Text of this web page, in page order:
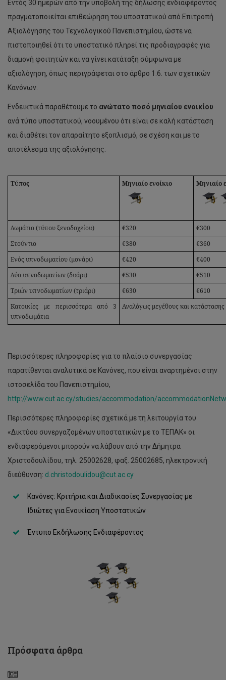
Εντός 30 ημερών από την υποβολή της δήλωσης ενδιαφέροντος
πραγματοποιείται επιθεώρηση του υποστατικού από Επιτροπή
Αξιολόγησης του Τεχνολογικού Πανεπιστημίου, ώστε να
πιστοποιηθεί ότι το υποστατικό πληρεί τις προδιαγραφές για
διαμονή φοιτητών και να γίνει κατάταξη σύμφωνα με
αξιολόγηση, όπως περιγράφεται στο άρθρο 1.6. των σχετικών
Κανόνων.
Ενδεικτικά παραθέτουμε το ανώτατο ποσό μηνιαίου ενοικίου
ανά τύπο υποστατικού, νοουμένου ότι είναι σε καλή κατάσταση
και διαθέτει τον απαραίτητο εξοπλισμό, σε σχέση και με το
αποτέλεσμα της αξιολόγησης:
Τύπος Μηνιαίο ενοίκιο Μηνιαίο
Δωμάτιο (τύπου ξενοδοχείου) €320
€300
Στούντιο
€380
€360
Ενός υπνοδωματίου (μονάρι)
€420
€400
Δύο υπνοδωματίων (δυάρι)
€530
€510
Τριών υπνοδωματίων (τριάρι)
€630
€610
Κατοικίες με περισσότερα από 3
υπνοδωμάτια
Αναλόγως μεγέθους και κατάστασης
Περισσότερες πληροφορίες για το πλαίσιο συνεργασίας
παρατίθενται αναλυτικά σε Κανόνες, που είναι αναρτημένοι στην
ιστοσελίδα του Πανεπιστημίου,
http://www.cut.ac.cy/studies/accommodation/
Περισσότερες πληροφορίες σχετικά με τη λειτουργία του
«Δικτύου συνεργαζομένων υποστατικών με το ΤΕΠΑΚ» οι
ενδιαφερόμενοι μπορούν να λάβουν από την Δήμητρα
Χριστοδουλίδου, τηλ. 25002628, φαξ. 25002685, ηλεκτρονική
διεύθυνση: d.christodoulidou@cut.ac.cy
Κανόνες: Κριτήρια και Διαδικασίες Συνεργασίας με
Ιδιώτες για Ενοικίαση Υποστατικών
Έντυπο Εκδήλωσης Ενδιαφέροντος
Πρόσφατα άρθρα
και
Δήμου